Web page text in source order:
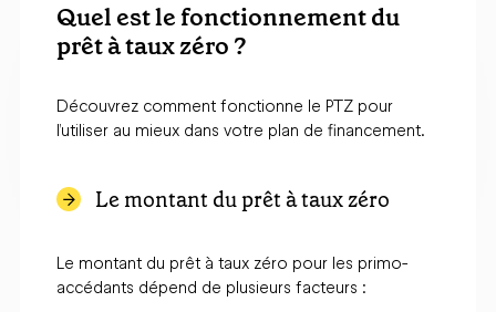
Quel est le fonctionnement du
prêt à taux zéro ?
Découvrez comment fonctionne le PTZ pour
l’utiliser au mieux dans votre plan de financement.
Le montant du prêt à taux zéro
Le montant du prêt à taux zéro pour les primo-
accédants dépend de plusieurs facteurs :​